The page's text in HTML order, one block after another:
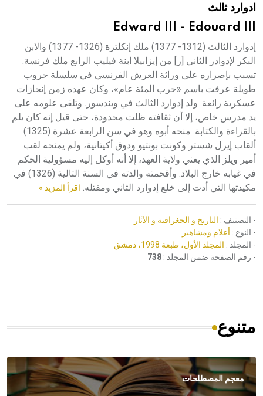
هيئة الموسوعة العربية تطلق موسوعات جديدة في عام 2026ادوارد ثالث
Edward III - Edouard III
إدوارد الثالث (1312- 1377) ملك إنكلترة (1326- 1377) والابن
البكر لإدوادر الثاني [ر] من إيزابيلا ابنة فيليب الرابع ملك فرنسة.
تسبب بإصراره على وراثة العرش الفرنسي في سلسلة حروب
طويلة عرفت باسم «حرب المئة عام»، وكان عهده زمن إنجازات
عسكرية رائعة. ولد إدوارد الثالث في ويندسور. وتلقى علومه على
يد مدرس خاص، إلا أن ثقافته ظلت محدودة، حتى قيل إنه كان يلم
بالقراءة والكتابة. منحه أبوه وهو في سن الرابعة عشرة (1325)
ألقاب إيرل شستر وكونت بونتيو ودوق أكيتانية، ولم يمنحه لقب
أمير ويلز الذي يعني ولاية العهد، إلا أنه أوكل إليه مسؤولية الحكم
في غيابه خارج البلاد. وأقحمته والدته في السنة التالية (1326) في
مكيدتها التي أدت إلى خلع إدوارد الثاني ومقتله. اقرأ المزيد »
- التصنيف : التاريخ و الجغرافية و الآثار
- النوع : أعلام ومشاهير
- المجلد : المجلد الأول، طبعة 1998، دمشق
- رقم الصفحة ضمن المجلد : 738
متنوع
معجم المصطلحات